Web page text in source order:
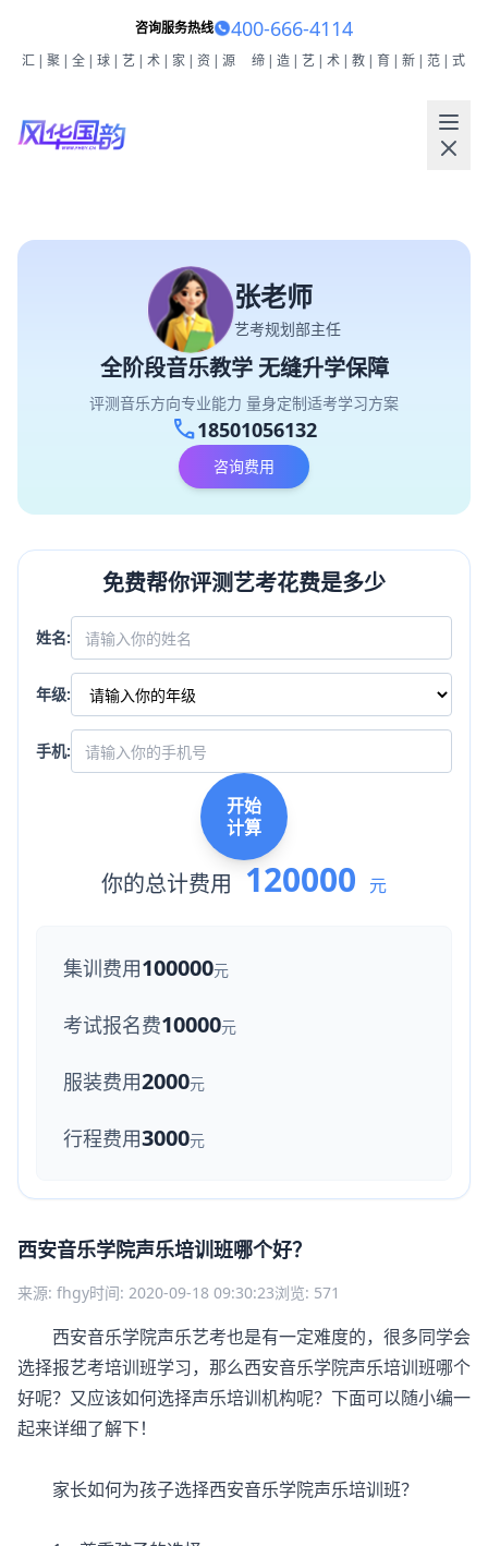
咨询服务热线 400-666-4114
汇|聚|全|球|艺|术|家|资|源 缔|造|艺|术|教|育|新|范|式
张老师
艺考规划部主任
全阶段音乐教学 无缝升学保障
评测音乐方向专业能力 量身定制适考学习方案
call18501056132
咨询费用
免费帮你评测艺考花费是多少
姓名:
年级:
手机:
开始
计算
你的总计费用 120000 元
集训费用100000元
考试报名费10000元
服装费用2000元
行程费用3000元
西安音乐学院声乐培训班哪个好？
来源: fhgy时间: 2020-09-18 09:30:23浏览: 571
西安音乐学院声乐艺考也是有一定难度的，很多同学会
选择报艺考培训班学习，那么西安音乐学院声乐培训班哪个
好呢？又应该如何选择声乐培训机构呢？下面可以随小编一
起来详细了解下！
家长如何为孩子选择西安音乐学院声乐培训班？